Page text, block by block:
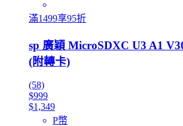
滿1499享95折
sp 廣穎 MicroSDXC U3 A1
(附轉卡)
(58)
$999
$1,349
P幣